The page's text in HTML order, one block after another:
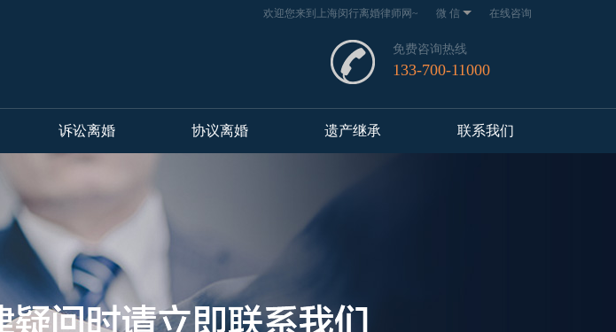
在线咨询
微 信
欢迎您来到上海闵行离婚律师网~
免费咨询热线
133-700-11000
诉讼离婚 协议离婚 遗产继承 联系我们